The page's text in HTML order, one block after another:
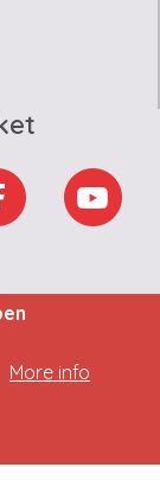
Kft.
More info